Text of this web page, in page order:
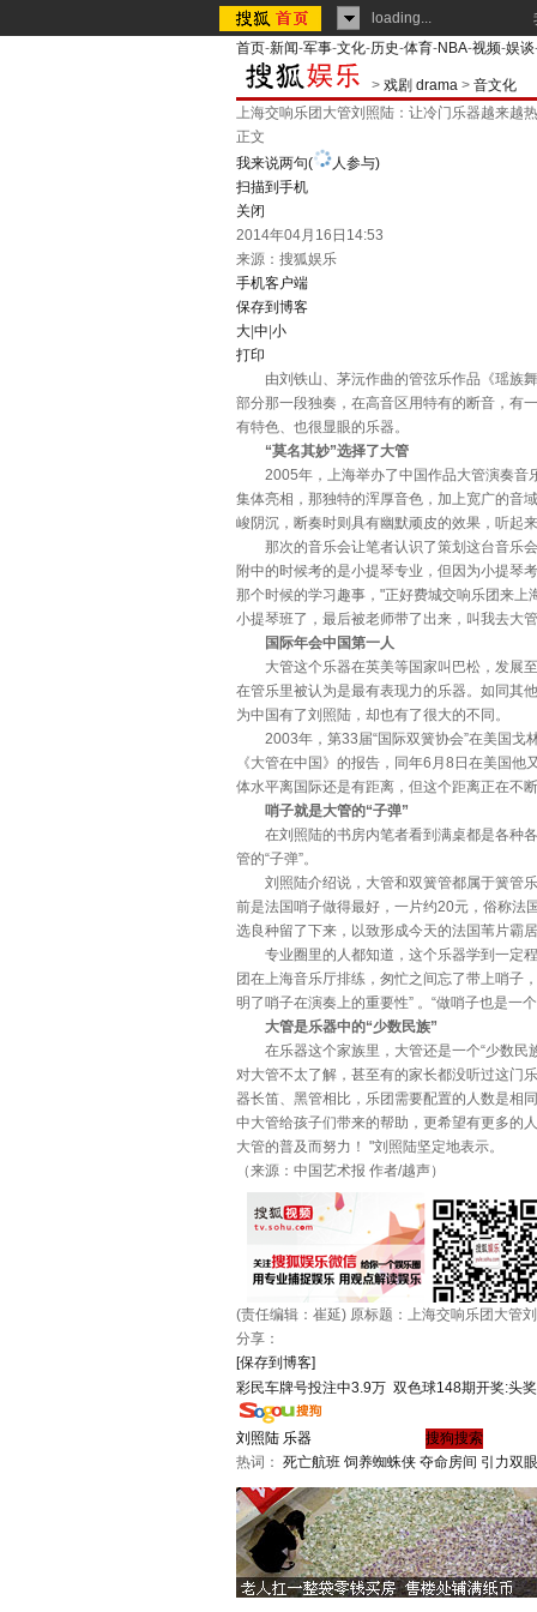
loading...
首页-新闻-军事-文化-历史-体育-NBA-视频-娱谈
> 戏剧 drama > 音文化
上海交响乐团大管刘照陆：让冷门乐器越来越热
正文
我来说两句(
人参与)
扫描到手机
关闭
2014年04月16日14:53
来源： 搜狐娱乐
手机客户端
保存到博客
大 中 小
打印
由刘铁山、茅沅作曲的管弦乐作品《瑶族舞
部分那一段独奏，在高音区用特有的断音，有
有特色、也很显眼的乐器。
“莫名其妙”选择了大管
2005年，上海举办了中国作品大管演奏音乐
集体亮相，那独特的浑厚音色，加上宽广的音
峻阴沉，断奏时则具有幽默顽皮的效果，听起
那次的音乐会让笔者认识了策划这台音乐会
附中的时候考的是小提琴专业，但因为小提琴
那个时候的学习趣事，"正好费城交响乐团来
小提琴班了，最后被老师带了出来，叫我去大
国际年会中国第一人
大管这个乐器在英美等国家叫巴松，发展至
在管乐里被认为是最有表现力的乐器。如同其
为中国有了刘照陆，却也有了很大的不同。
2003年，第33届“国际双簧协会”在美国戈
《大管在中国》的报告，同年6月8日在美国
体水平离国际还是有距离，但这个距离正在不
哨子就是大管的“子弹”
在刘照陆的书房内笔者看到满桌都是各种各
管的“子弹”。
刘照陆介绍说，大管和双簧管都属于簧管乐
前是法国哨子做得最好，一片约20元，俗称法
选良种留了下来，以致形成今天的法国苇片霸
专业圈里的人都知道，这个乐器学到一定程
团在上海音乐厅排练，匆忙之间忘了带上哨子
明了哨子在演奏上的重要性” 。“做哨子也是一
大管是乐器中的“少数民族”
在乐器这个家族里，大管还是一个“少数民
对大管不太了解，甚至有的家长都没听过这门
器长笛、黑管相比，乐团需要配置的人数是相
中大管给孩子们带来的帮助，更希望有更多的
大管的普及而努力！ "刘照陆坚定地表示。
（来源：中国艺术报 作者/越声）
(责任编辑：崔延) 原标题：上海交响乐团大管
分享：
[保存到博客]
彩民车牌号投注中3.9万 双色球148期开奖:头
热词： 死亡航班 饲养蜘蛛侠 夺命房间 引力双